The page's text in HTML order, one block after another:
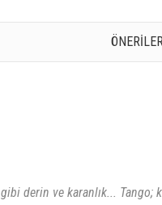
derin ve karanlık... Tango;